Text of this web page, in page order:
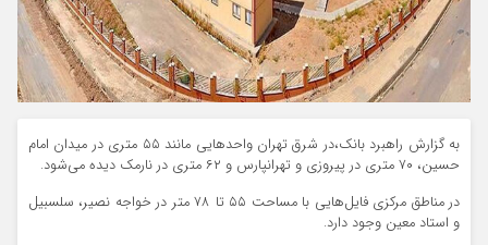
به گزارش راهبرد بانک،در شرق تهران واحدهایی مانند ۵۵ متری در میدان امام
حسین، ۷۰ متری در پیروزی و تهرانپارس و ۶۲ متری در نارمک دیده می‌شود.
در مناطق مرکزی فایل‌هایی با مساحت ۵۵ تا ۷۸ متر در خواجه نصیر، سلسبیل
و استاد معین وجود دارد.